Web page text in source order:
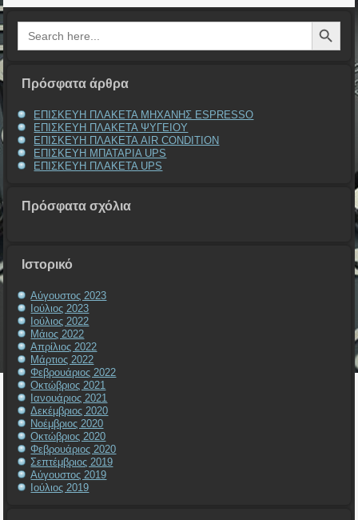
Search
for:
Search Button
Πρόσφατα άρθρα
ΕΠΙΣΚΕΥΗ ΠΛΑΚΕΤΑ ΜΗΧΑΝΗΣ ESPRESSO
ΕΠΙΣΚΕΥΗ ΠΛΑΚΕΤΑ ΨΥΓΕΙΟΥ
ΕΠΙΣΚΕΥΗ ΠΛΑΚΕΤΑ AIR CONDITION
ΕΠΙΣΚΕΥΗ ΜΠΑΤΑΡΙΑ UPS
ΕΠΙΣΚΕΥΗ ΠΛΑΚΕΤΑ UPS
Πρόσφατα σχόλια
Ιστορικό
Αύγουστος 2023
Ιούλιος 2023
Ιούλιος 2022
Μάιος 2022
Απρίλιος 2022
Μάρτιος 2022
Φεβρουάριος 2022
Οκτώβριος 2021
Ιανουάριος 2021
Δεκέμβριος 2020
Νοέμβριος 2020
Οκτώβριος 2020
Φεβρουάριος 2020
Σεπτέμβριος 2019
Αύγουστος 2019
Ιούλιος 2019